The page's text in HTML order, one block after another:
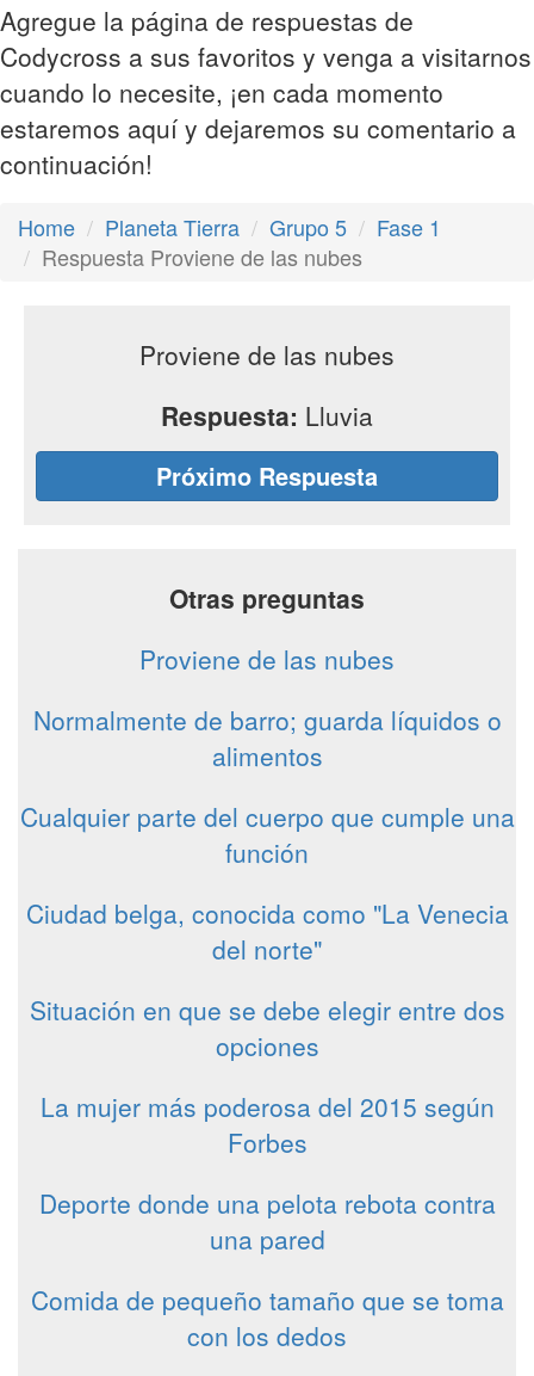
Agregue la página de respuestas de
Codycross a sus favoritos y venga a visitarnos
cuando lo necesite, ¡en cada momento
estaremos aquí y dejaremos su comentario a
continuación!
Home Planeta Tierra Grupo 5
Fase 1
Respuesta Proviene de las nubes
Proviene de las nubes
Respuesta: Lluvia
Próximo Respuesta
Otras preguntas
Proviene de las nubes
Normalmente de barro; guarda líquidos o
alimentos
Cualquier parte del cuerpo que cumple una
función
Ciudad belga, conocida como "La Venecia
del norte"
Situación en que se debe elegir entre dos
opciones
La mujer más poderosa del 2015 según
Forbes
Deporte donde una pelota rebota contra
una pared
Comida de pequeño tamaño que se toma
con los dedos